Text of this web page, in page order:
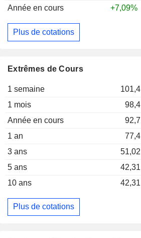
Année en cours
+7,09%
Plus de cotations
Extrêmes de Cours
1 semaine 101,4
1 mois
98,4
Année en cours
92,7
1 an
77,4
3 ans
51,02
5 ans
42,31
10 ans
42,31
Plus de cotations